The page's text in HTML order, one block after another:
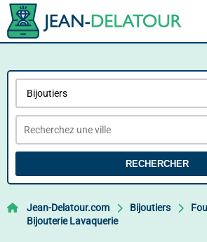
RECHERCHER
Jean-Delatour.com Bijoutiers
Bijouterie Lavaquerie